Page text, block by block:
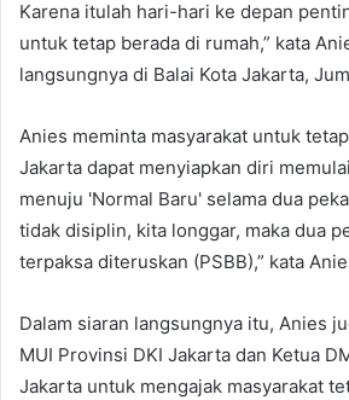
Karena itulah hari-hari ke depan
untuk tetap berada di rumah,” kata
langsungnya di Balai Kota Jakarta,
Anies meminta masyarakat untuk
Jakarta dapat menyiapkan diri
menuju 'Normal Baru' selama dua
tidak disiplin, kita longgar, maka dua
terpaksa diteruskan (PSBB),” kata
Dalam siaran langsungnya itu, Anies
MUI Provinsi DKI Jakarta dan Ketua
Jakarta untuk mengajak masyarakat